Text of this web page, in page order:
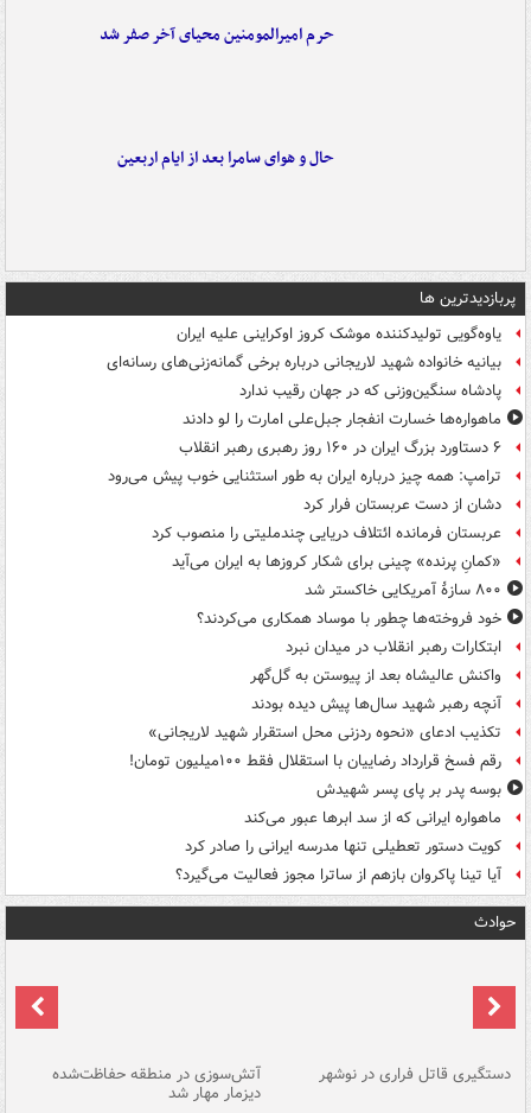
حرم امیرالمومنین محیای آخر صفر شد
حال و هوای سامرا بعد از ایام اربعین
پربازدیدترین ها
یاوه‌گویی تولیدکننده موشک کروز اوکراینی علیه ایران
بیانیه خانواده شهید لاریجانی درباره برخی گمانه‌زنی‌های رسانه‌ای
پادشاه سنگین‌وزنی که در جهان رقیب ندارد
ماهواره‌ها خسارت انفجار جبل‌علی امارت را لو دادند
۶ دستاورد بزرگ ایران در ۱۶۰ روز رهبری رهبر انقلاب
ترامپ: همه چیز درباره ایران به طور استثنایی خوب پیش می‌رود
دشان از دست عربستان فرار کرد
عربستان فرمانده ائتلاف دریایی چندملیتی را منصوب کرد
«کمانِ پرنده» چینی برای شکار کروزها به ایران می‌آید
۸۰۰ سازۀ آمریکایی خاکستر شد
خود فروخته‌ها چطور با موساد همکاری می‌کردند؟
ابتکارات رهبر انقلاب در میدان نبرد
واکنش عالیشاه بعد از پیوستن به گل‌گهر
آنچه رهبر شهید سال‌ها پیش دیده بودند
تکذیب ادعای «نحوه ردزنی محل استقرار شهید لاریجانی»
رقم فسخ قرارداد رضاییان با استقلال فقط ۱۰۰میلیون تومان!
بوسه‌ پدر بر پای پسر شهیدش
ماهواره ایرانی که از سد ابرها عبور می‌کند
کویت دستور تعطیلی تنها مدرسه ایرانی را صادر کرد
آیا تینا پاکروان بازهم از ساترا مجوز فعالیت می‌گیرد؟
حوادث
دستگیری قاتل فراری در نوشهر آتش‌سوزی در منطقه حفاظت‌شده
دیزمار مهار شد